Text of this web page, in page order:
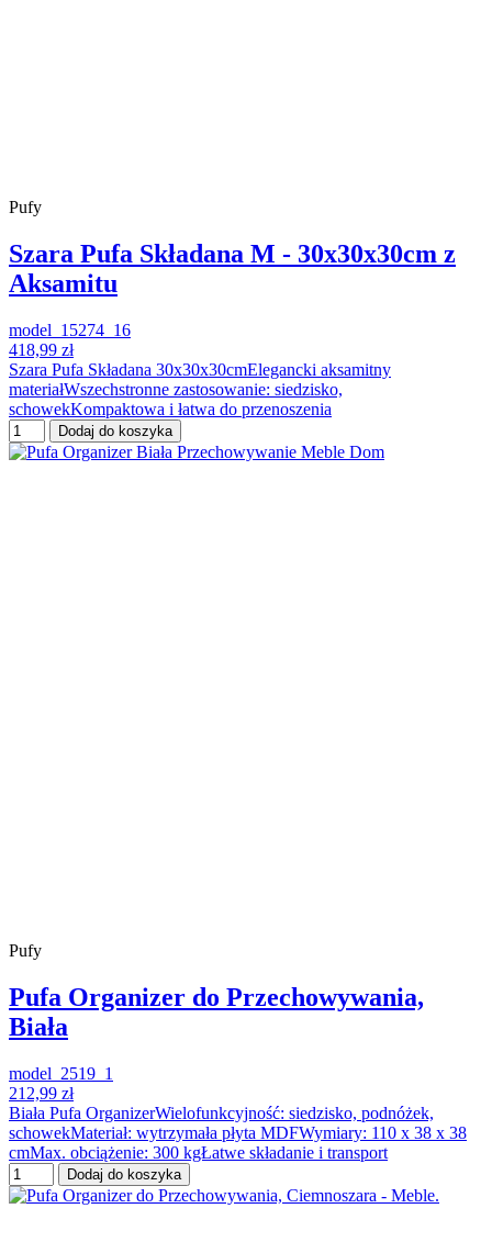
Pufy
Szara Pufa Składana M - 30x30x30cm z
Aksamitu
model_15274_16
418,99 zł
Szara Pufa Składana 30x30x30cmElegancki aksamitny
materiałWszechstronne zastosowanie: siedzisko,
schowekKompaktowa i łatwa do przenoszenia
Dodaj do koszyka
Pufy
Pufa Organizer do Przechowywania,
Biała
model_2519_1
212,99 zł
Biała Pufa OrganizerWielofunkcyjność: siedzisko, podnóżek,
schowekMateriał: wytrzymała płyta MDFWymiary: 110 x 38 x 38
cmMax. obciążenie: 300 kgŁatwe składanie i transport
Dodaj do koszyka